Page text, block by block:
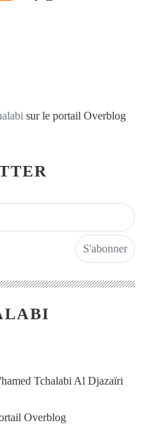
sur le portail Overblog
Tchalabi Al Djazaïri
Overblog